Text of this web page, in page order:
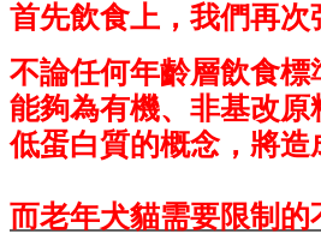
首先飲食上，我們再次
不論任何年齡層飲食
能夠為有機、非基改原
低蛋白質的概念，將
而老年犬貓需要限制的